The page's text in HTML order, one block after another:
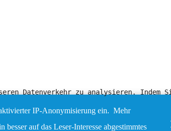
Datenverkehr zu analysieren. Indem
IP-Anonymisierung ein. Mehr
auf das Leser-Interesse abgestimmtes